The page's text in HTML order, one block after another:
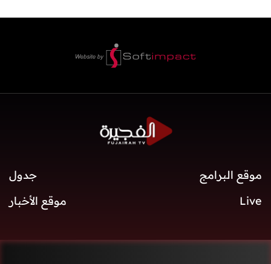
موقع البرامج
جدول
Live
موقع الأخبار